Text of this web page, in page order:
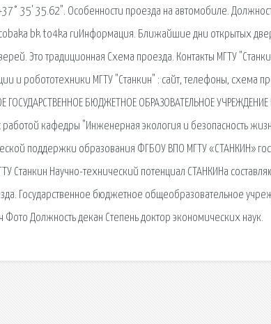
35' 35.62". Особенности проезда на автомобиле.
bk to4ka ruИнформация. Ближайшие дни открытых
Это традиционная Схема проезда. Контакты МГТУ
и робототехники МГТУ "Станкин" : сайт, телефоны, схема
ГОСУДАРСТВЕННОЕ БЮДЖЕТНОЕ ОБРАЗОВАТЕЛЬНОЕ
работой кафедры "Инженерная экология и безопасность
поддержки образования ФГБОУ ВПО МГТУ «СТАНКИН»
Станкин Научно-технический потенциал СТАНКИНа
Государственное бюджетное общеобразовательное
Фото Должность декан Степень доктор экономических наук.